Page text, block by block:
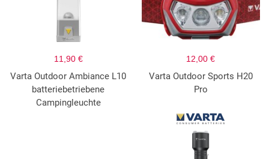
11,90 €
Varta Outdoor Ambiance L10
batteriebetriebene
Campingleuchte
12,00 €
Varta Outdoor Sports H20
Pro